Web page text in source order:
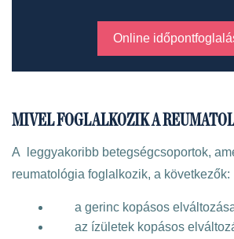
Online
MIVEL FOGLALKOZIK A
A leggyakoribb betegségcsoportok,
reumatológia foglalkozik, a következők:
a gerinc kopásos
az ízületek kopásos